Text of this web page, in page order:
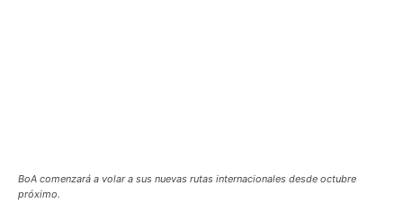
BoA comenzará a volar a sus nuevas rutas internacionales desde octubre
próximo.